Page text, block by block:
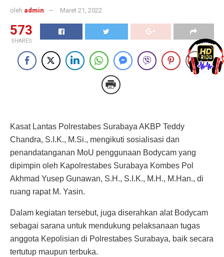
oleh admin Maret 21, 2022
573
SHARES
Kasat Lantas Polrestabes Surabaya AKBP Teddy
Chandra, S.I.K., M.Si., mengikuti sosialisasi dan
penandatanganan MoU penggunaan Bodycam yang
dipimpin oleh Kapolrestabes Surabaya Kombes Pol
Akhmad Yusep Gunawan, S.H., S.I.K., M.H., M.Han., di
ruang rapat M. Yasin.
Dalam kegiatan tersebut, juga diserahkan alat Bodycam
sebagai sarana untuk mendukung pelaksanaan tugas
anggota Kepolisian di Polrestabes Surabaya, baik secara
tertutup maupun terbuka.